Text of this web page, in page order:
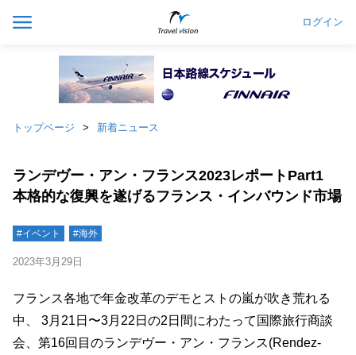
ログイン
トップページ 新着ニュース
ランデヴー・アン・フランス2023レポートPart1
本格的な復興を遂げるフランス・インバウンド市場
#イベント #海外
2023年3月29日
フランス各地で年金改革のデモとストの嵐が吹き荒れる
中、 3月21日〜3月22日の2日間にわたって国際旅行商談
会、第16回目のランデヴー・アン・フランス(Rendez-